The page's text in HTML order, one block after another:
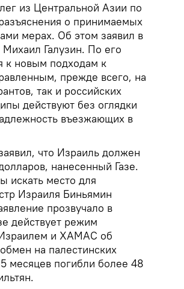
из Центральной Азии по
о принимаемых
мерах. Об этом заявил в
Галузин. По его
к новым подходам к
прежде всего, на
так и российских
действуют без оглядки
въезжающих в
что Израиль должен
нанесенный Газе.
искать место для
Израиля Биньямин
прозвучало в
действует режим
и ХАМАС об
на палестинских
месяцев погибли более 48